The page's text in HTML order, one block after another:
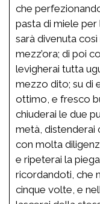
che
pasta di miele
sarà divenuta
mezz’ora; di poi
levigherai tutta
mezzo dito; su di
ottimo, e fresco
chiuderai le due
metà, distenderai
con molta
e ripeterai la
ricordandoti, che
cinque volte, e